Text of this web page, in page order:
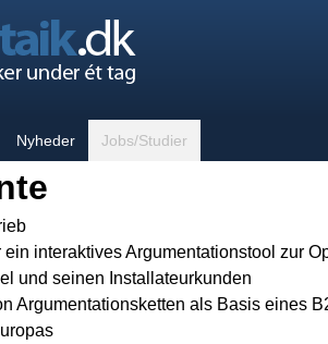
Nyheder Jobs/Studier
ein interaktives Argumentationstool zur
und seinen Installateurkunden
Argumentationsketten als Basis eines